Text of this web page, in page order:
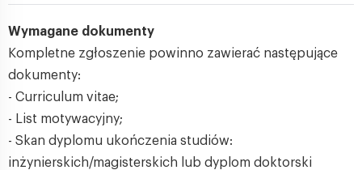
Wymagane dokumenty
Kompletne zgłoszenie powinno zawierać następujące
dokumenty:
- Curriculum vitae;
- List motywacyjny;
- Skan dyplomu ukończenia studiów:
inżynierskich/magisterskich lub dyplom doktorski